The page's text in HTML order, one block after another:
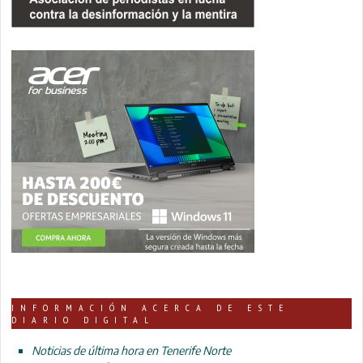
INFORMACIÓN ACERCA DE ESTE
DIARIO DIGITAL
Noticias de última hora en Tenerife Norte